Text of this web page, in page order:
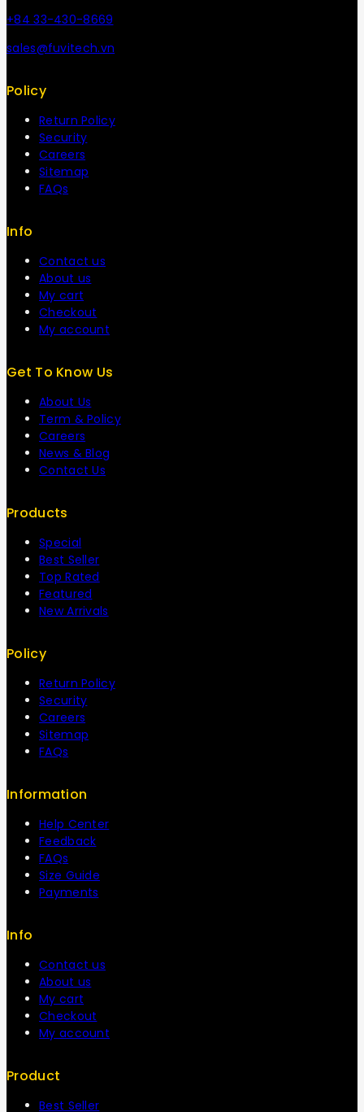
+84 33-430-8669
sales@fuvitech.vn
Policy
Return Policy
Security
Careers
Sitemap
FAQs
Info
Contact us
About us
My cart
Checkout
My account
Get To Know Us
About Us
Term & Policy
Careers
News & Blog
Contact Us
Products
Special
Best Seller
Top Rated
Featured
New Arrivals
Policy
Return Policy
Security
Careers
Sitemap
FAQs
Information
Help Center
Feedback
FAQs
Size Guide
Payments
Info
Contact us
About us
My cart
Checkout
My account
Product
Best Seller